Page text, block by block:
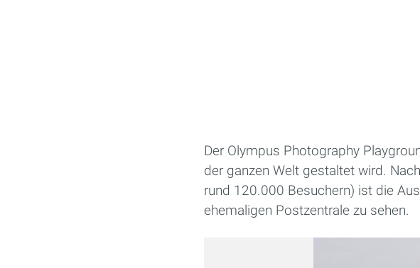
Der Olympus Photography
der ganzen Welt gestaltet wird.
rund 120.000 Besuchern) ist die
ehemaligen Postzentrale zu sehen.